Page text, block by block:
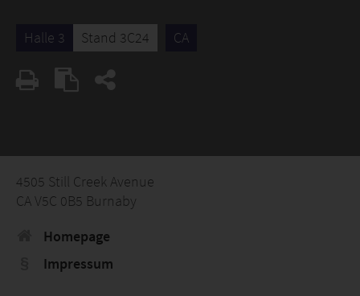
Halle 3 Stand 3C24 CA
4505 Still Creek Avenue
CA V5C 0B5 Burnaby
Homepage
Impressum